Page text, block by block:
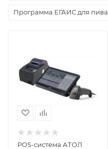
Программа ЕГАИС для пива
POS-система АТОЛ